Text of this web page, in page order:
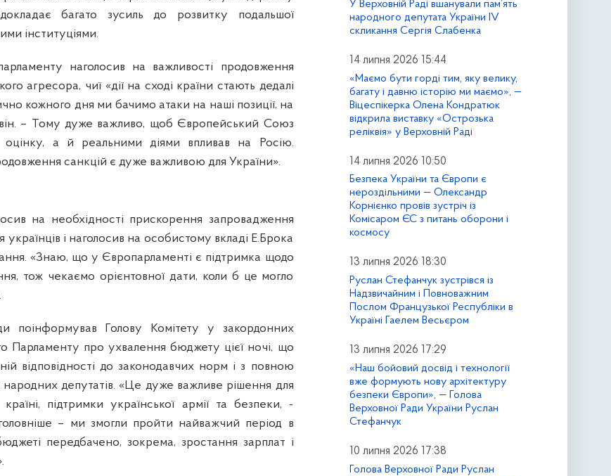
багато зусиль до розвитку подальшої
інституціями.
наголосив на важливості продовження
агресора, чиї «дії на сході країни стають дедалі
кожного дня ми бачимо атаки на наші позиції, на
він. – Тому дуже важливо, щоб Європейський Союз
оцінку, а й реальними діями впливав на Росію.
санкцій є дуже важливою для України».
на необхідності прискорення запровадження
українців і наголосив на особистому вкладі Е.Брока
«Знаю, що у Європарламенті є підтримка щодо
тож чекаємо орієнтовної дати, коли б це могло
поінформував Голову Комітету у закордонних
Парламенту про ухвалення бюджету цієї ночі, що
відповідності до законодавчих норм і з повною
депутатів. «Це дуже важливе рішення для
країні, підтримки української армії та безпеки, -
– ми змогли пройти найважчий період в
передбачено, зокрема, зростання зарплат і
У Верховній Раді вшанували пам’ять
народного депутата України IV
скликання Сергія Слабенка
14 липня 2026 15:44
«Маємо бути горді тим, яку велику,
багату і давню історію ми маємо», —
Віцеспікерка Олена Кондратюк
відкрила виставку «Острозька
реліквія» у Верховній Раді
14 липня 2026 10:50
Безпека України та Європи є
нероздільними — Олександр
Корнієнко провів зустріч із
Комісаром ЄС з питань оборони і
космосу
13 липня 2026 18:30
Руслан Стефанчук зустрівся із
Надзвичайним і Повноважним
Послом Французької Республіки в
Україні Гаелем Весьєром
13 липня 2026 17:29
«Наш бойовий досвід і технології
вже формують нову архітектуру
безпеки Європи», — Голова
Верховної Ради України Руслан
Стефанчук
10 липня 2026 17:38
Голова Верховної Ради Руслан